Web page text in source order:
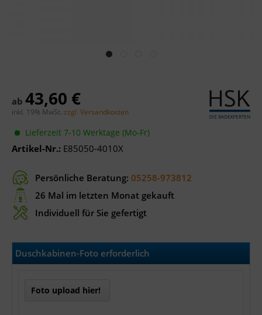
ab 43,60 €
inkl. 19% MwSt. zzgl. Versandkosten
Lieferzeit 7-10 Werktage (Mo-Fr)
Artikel-Nr.: E85050-4010X
Persönliche Beratung: 05258-973812
26 Mal im letzten Monat gekauft
Individuell für Sie gefertigt
Duschkabinen-Foto erforderlich
Foto upload hier!